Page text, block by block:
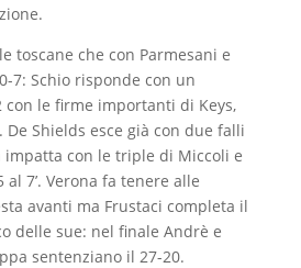
toscane che con Parmesani e
7: Schio risponde con un
con le firme importanti di Keys,
De Shields esce già con due falli
impatta con le triple di Miccoli e
7’. Verona fa tenere alle
avanti ma Frustaci completa il
delle sue: nel finale Andrè e
sentenziano il 27-20.